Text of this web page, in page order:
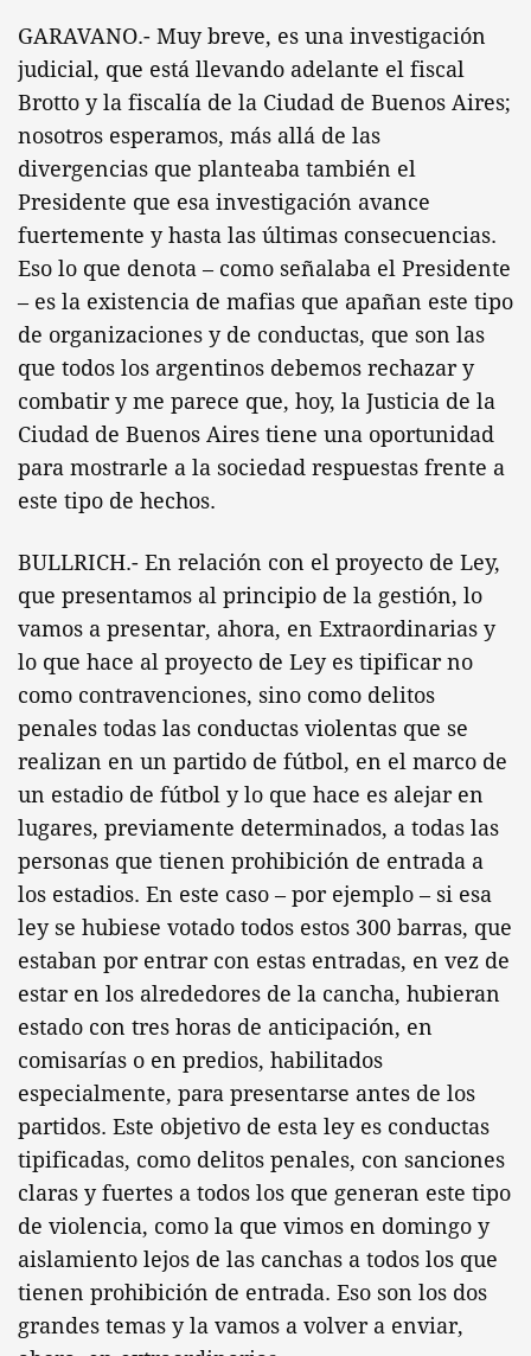
GARAVANO.- Muy breve, es una investigación
judicial, que está llevando adelante el fiscal
Brotto y la fiscalía de la Ciudad de Buenos Aires;
nosotros esperamos, más allá de las
divergencias que planteaba también el
Presidente que esa investigación avance
fuertemente y hasta las últimas consecuencias.
Eso lo que denota – como señalaba el Presidente
– es la existencia de mafias que apañan este tipo
de organizaciones y de conductas, que son las
que todos los argentinos debemos rechazar y
combatir y me parece que, hoy, la Justicia de la
Ciudad de Buenos Aires tiene una oportunidad
para mostrarle a la sociedad respuestas frente a
este tipo de hechos.
BULLRICH.- En relación con el proyecto de Ley,
que presentamos al principio de la gestión, lo
vamos a presentar, ahora, en Extraordinarias y
lo que hace al proyecto de Ley es tipificar no
como contravenciones, sino como delitos
penales todas las conductas violentas que se
realizan en un partido de fútbol, en el marco de
un estadio de fútbol y lo que hace es alejar en
lugares, previamente determinados, a todas las
personas que tienen prohibición de entrada a
los estadios. En este caso – por ejemplo – si esa
ley se hubiese votado todos estos 300 barras, que
estaban por entrar con estas entradas, en vez de
estar en los alrededores de la cancha, hubieran
estado con tres horas de anticipación, en
comisarías o en predios, habilitados
especialmente, para presentarse antes de los
partidos. Este objetivo de esta ley es conductas
tipificadas, como delitos penales, con sanciones
claras y fuertes a todos los que generan este tipo
de violencia, como la que vimos en domingo y
aislamiento lejos de las canchas a todos los que
tienen prohibición de entrada. Eso son los dos
grandes temas y la vamos a volver a enviar,